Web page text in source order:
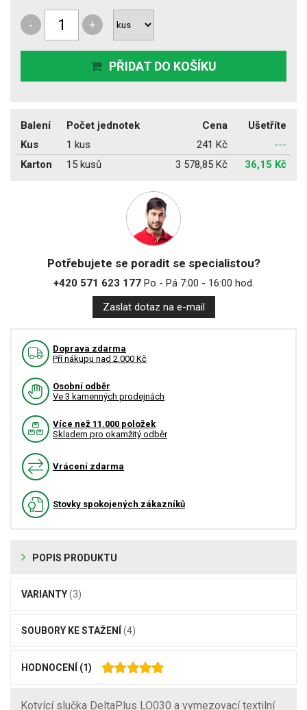
- +
PŘIDAT DO KOŠÍKU
Balení Počet jednotek Cena
Ušetříte
Kus
1 kus 241 Kč
---
Karton
15 kusů 3 578,85 Kč 36,15 Kč
Potřebujete se poradit se specialistou?
+420 571 623 177Po - Pá 7:00 - 16:00 hod.
Zaslat dotaz na e-mail
Doprava zdarma
Pří nákupu nad 2.000 Kč
Osobní odběr
Ve 3 kamenných prodejnách
Více než 11.000 položek
Skladem pro okamžitý odběr
Vrácení zdarma
Stovky spokojených zákazníků
POPIS PRODUKTU
VARIANTY(3)
SOUBORY KE STAŽENÍ (4)
HODNOCENÍ (1)
Kotvící slučka DeltaPlus LO030 a vymezovací textilní